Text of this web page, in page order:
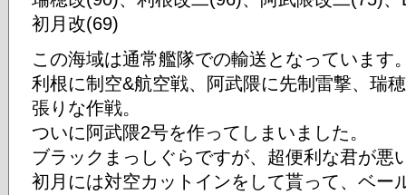
初月改(69)
この海域は通常艦隊での輸送となっています
利根に制空&航空戦、阿武隈に先制雷撃、瑞
張りな作戦。
ついに阿武隈2号を作ってしまいました。
ブラックまっしぐらですが、超便利な君が悪
初月には対空カットインをして貰って、ベー